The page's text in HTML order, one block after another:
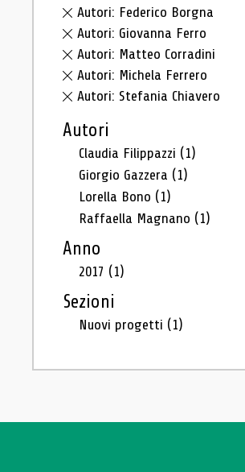
Autori: Federico Borgna
Autori: Giovanna Ferro
Autori: Matteo Corradini
Autori: Michela Ferrero
Autori: Stefania Chiavero
Autori
Claudia Filippazzi (1)
Giorgio Gazzera (1)
Lorella Bono (1)
Raffaella Magnano (1)
Anno
2017 (1)
Sezioni
Nuovi progetti (1)